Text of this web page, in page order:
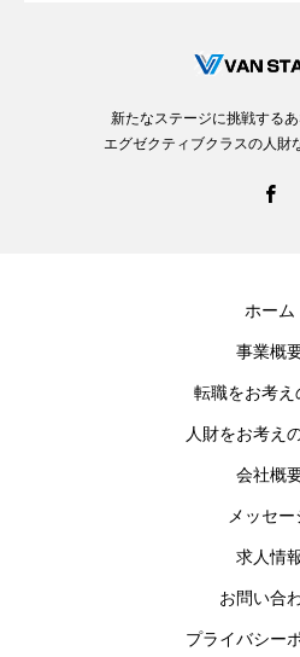
新たなステージに挑戦するあ
エグゼクティブクラスの人財
ホーム
事業概
転職をお考え
人財をお考え
会社概
メッセー
求人情
お問い合
プライバシー